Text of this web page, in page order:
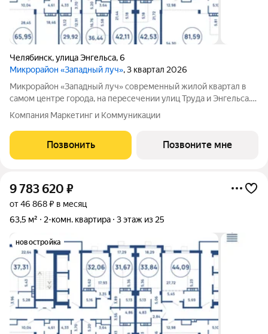
Челябинск,улица Энгельса,6
Микрорайон «Западный луч», 3 квартал 2026
Микрорайон «Западный луч» современный жилой квартал в
самом центре города, на пересечении улиц Труда и Энгельса.
Монолитно-каркасные высотные дома формируют
узнаваемый архитектурный облик и стали настоящим
украшением центральной части Челябинска.
Компания Маркетинг и Коммуникации
Позвонить Позвоните мне
9 783 620 ₽
от 46 868 ₽ в месяц
63,5 м²
2-комн. квартира 3 этаж из 25
новостройка